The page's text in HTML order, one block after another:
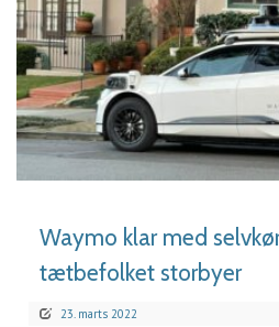
Waymo klar med
tætbefolket storbyer
23. marts 2022